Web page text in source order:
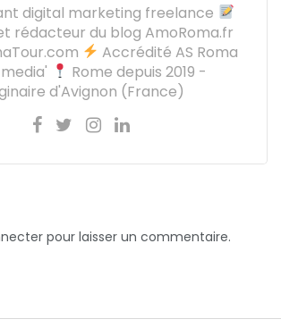
digital marketing freelance
rédacteur du blog AmoRoma.fr
Accrédité AS Roma
Rome depuis 2019 -
d'Avignon (France)
pour laisser un commentaire.